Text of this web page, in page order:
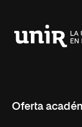
Oferta